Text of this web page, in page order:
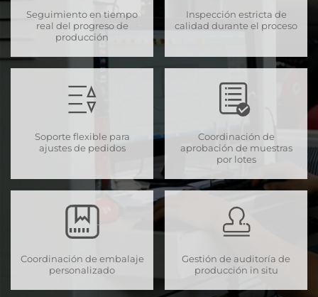
Seguimiento en tiempo
real del progreso de
producción
Inspección estricta de
calidad durante el proceso
Soporte flexible para
ajustes de pedidos
Coordinación de
aprobación de muestras
por lotes
Coordinación de embalaje
personalizado
Gestión de auditoría de
producción in situ